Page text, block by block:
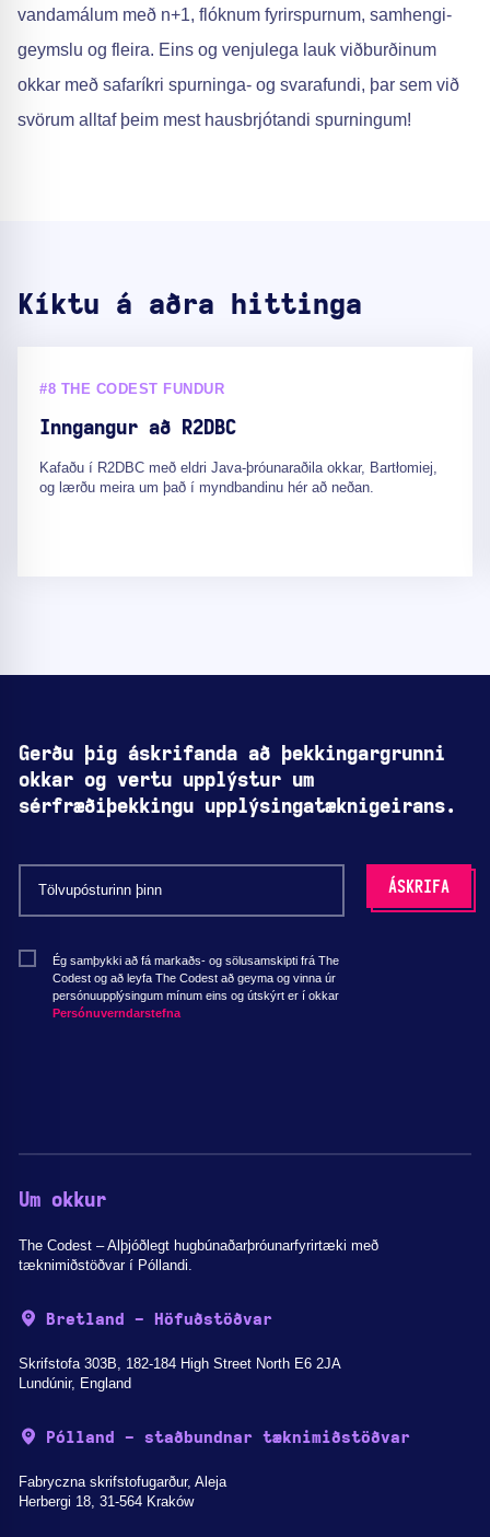
vandamálum með n+1, flóknum fyrirspurnum, samhengi-
geymslu og fleira. Eins og venjulega lauk viðburðinum
okkar með safaríkri spurninga- og svarafundi, þar sem við
svörum alltaf þeim mest hausbrjótandi spurningum!
Kíktu á aðra hittinga
#8 THE CODEST FUNDUR
Inngangur að R2DBC
Kafaðu í R2DBC með eldri Java-þróunaraðila okkar, Bartłomiej,
og lærðu meira um það í myndbandinu hér að neðan.
Gerðu þig áskrifanda að þekkingargrunni
okkar og vertu upplýstur um
sérfræðiþekkingu upplýsingatæknigeirans.
Ég samþykki að fá markaðs- og sölusamskipti frá The
Codest og að leyfa The Codest að geyma og vinna úr
persónuupplýsingum mínum eins og útskýrt er í okkar
Persónuverndarstefna
Um okkur
The Codest – Alþjóðlegt hugbúnaðarþróunarfyrirtæki með
tæknimiðstöðvar í Póllandi.
Bretland - Höfuðstöðvar
Skrifstofa 303B, 182-184 High Street North E6 2JA
Lundúnir, England
Pólland - staðbundnar tæknimiðstöðvar
Fabryczna skrifstofugarður, Aleja
Herbergi 18, 31-564 Kraków